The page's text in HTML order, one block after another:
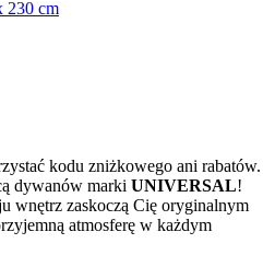
230 cm
kodu zniżkowego ani rabatów.
dywanów marki UNIVERSAL!
wnętrz zaskoczą Cię oryginalnym
atmosferę w każdym